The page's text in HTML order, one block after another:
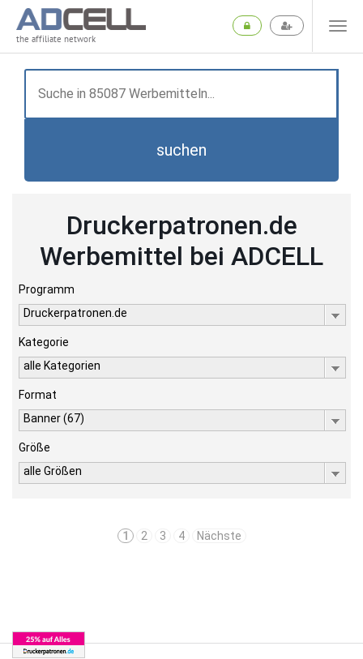
the affiliate network
suchen
Druckerpatronen.de
Werbemittel bei ADCELL
Programm
Druckerpatronen.de
Kategorie
alle Kategorien
Format
Banner (67)
Größe
alle Größen
1 2 3 4 Nächste